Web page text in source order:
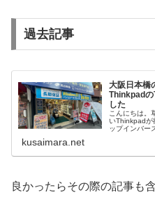
過去記事
大阪日本橋
Thinkpadの
した
こんにちは。
いThinkpadが
ップインバー
kusaimara.net
良かったらその際の記事も